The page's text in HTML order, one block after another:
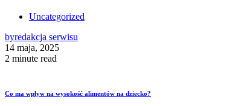
Uncategorized
byredakcja serwisu
14 maja, 2025
2 minute read
Co ma wpływ na wysokość alimentów na dziecko?